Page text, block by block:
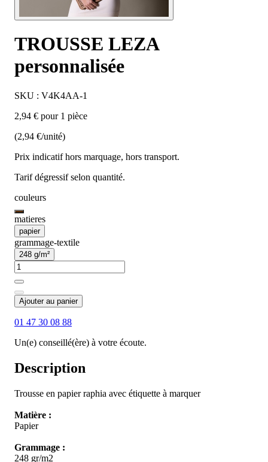
TROUSSE LEZA
personnalisée
SKU : V4K4AA-1
2,94 € pour 1 pièce
(2,94 €/unité)
Prix indicatif hors marquage, hors transport.
Tarif dégressif selon quantité.
couleurs
matieres
papier
grammage-textile
248 g/m²
Ajouter au panier
01 47 30 08 88
Un(e) conseillé(ère) à votre écoute.
Description
Trousse en papier raphia avec étiquette à marquer
Matière :
Papier
Grammage :
248 gr/m2